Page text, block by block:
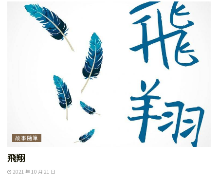
故事隨筆
飛翔
2021 年 10 月 21 日